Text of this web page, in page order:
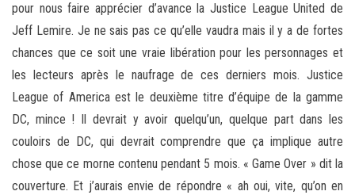
pour nous faire apprécier d’avance la Justice League United de
Jeff Lemire. Je ne sais pas ce qu’elle vaudra mais il y a de fortes
chances que ce soit une vraie libération pour les personnages et
les lecteurs après le naufrage de ces derniers mois. Justice
League of America est le deuxième titre d’équipe de la gamme
DC, mince ! Il devrait y avoir quelqu’un, quelque part dans les
couloirs de DC, qui devrait comprendre que ça implique autre
chose que ce morne contenu pendant 5 mois. « Game Over » dit la
couverture. Et j’aurais envie de répondre « ah oui, vite, qu’on en